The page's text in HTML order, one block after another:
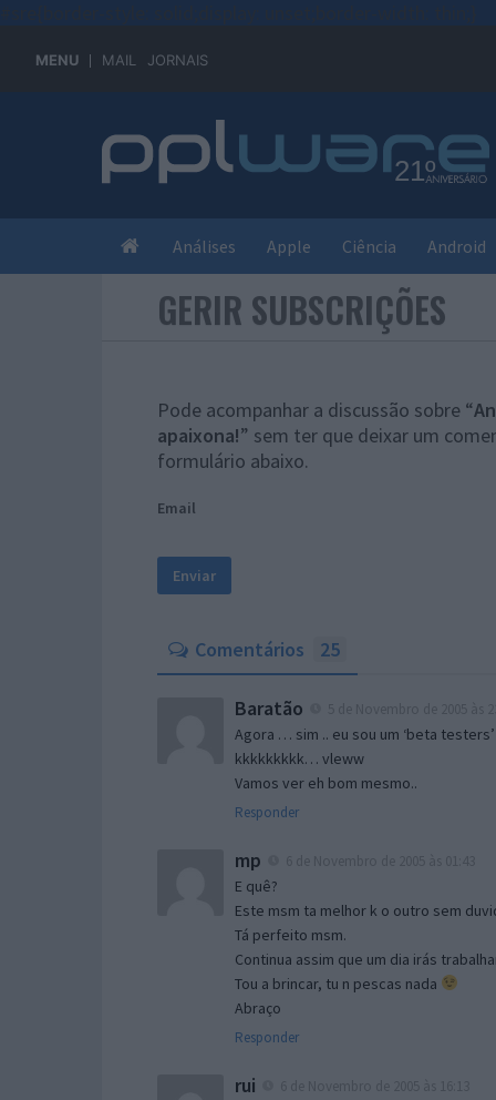
MENU MAIL JORNAIS
Análises Apple Ciência Android
GERIR SUBSCRIÇÕES
Pode acompanhar a discussão sobre “
apaixona!” sem ter que deixar um
formulário abaixo.
Email
Comentários 25
Baratão
Agora … sim .. eu sou um ‘beta testers’
kkkkkkkkk… vleww
Vamos ver eh bom mesmo..
Responder
mp
E quê?
Este msm ta melhor k o outro sem
Tá perfeito msm.
Continua assim que um dia irás
Tou a brincar, tu n pescas nada
Abraço
Responder
rui